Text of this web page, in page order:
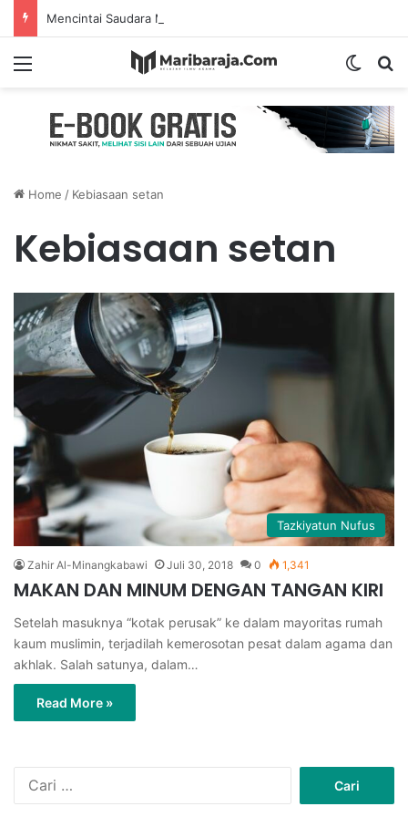
Home / Kebiasaan setan
Kebiasaan setan
Tazkiyatun Nufus
Zahir Al-Minangkabawi Juli 30, 2018 0 1,341
MAKAN DAN MINUM DENGAN TANGAN KIRI
Setelah masuknya “kotak perusak” ke dalam mayoritas rumah
kaum muslimin, terjadilah kemerosotan pesat dalam agama dan
akhlak. Salah satunya, dalam…
Read More »